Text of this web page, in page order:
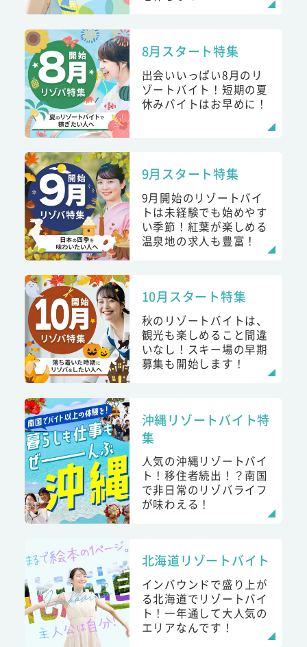
8月スタート特集
出会いいっぱい8月のリ
ゾートバイト！短期の夏
休みバイトはお早めに！
9月スタート特集
9月開始のリゾートバイ
トは未経験でも始めやす
い季節！紅葉が楽しめる
温泉地の求人も豊富！
10月スタート特集
秋のリゾートバイトは、
観光も楽しめること間違
いなし！スキー場の早期
募集も開始します！
沖縄リゾートバイト特
集
人気の沖縄リゾートバイ
ト！移住者続出！？南国
で非日常のリゾバライフ
が味わえる！
北海道リゾートバイト
インバウンドで盛り上が
る北海道でリゾートバイ
ト！一年通して大人気の
エリアなんです！